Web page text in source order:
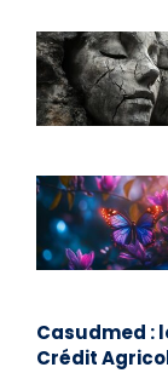
Casudmed :
Crédit